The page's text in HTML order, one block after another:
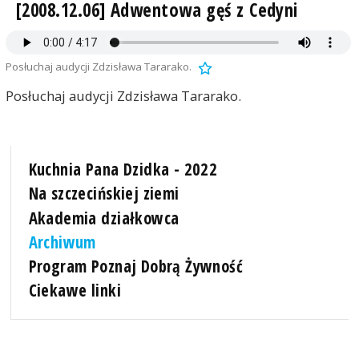
[2008.12.06] Adwentowa gęś z Cedyni
Posłuchaj audycji Zdzisława Tararako.
Posłuchaj audycji Zdzisława Tararako.
Kuchnia Pana Dzidka - 2022
Na szczecińskiej ziemi
Akademia działkowca
Archiwum
Program Poznaj Dobrą Żywność
Ciekawe linki